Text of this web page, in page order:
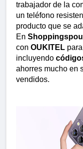
trabajador de la
un teléfono
producto que se
En
con OUKITEL
incluyendo
ahorres mucho en
vendidos.